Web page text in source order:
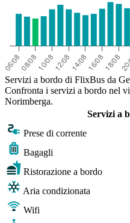
Servizi a bordo di FlixBus da
Confronta i servizi a bordo nel
Norimberga.
Servizi a
Prese di corrente
Bagagli
Ristorazione a bordo
Aria condizionata
Wifi